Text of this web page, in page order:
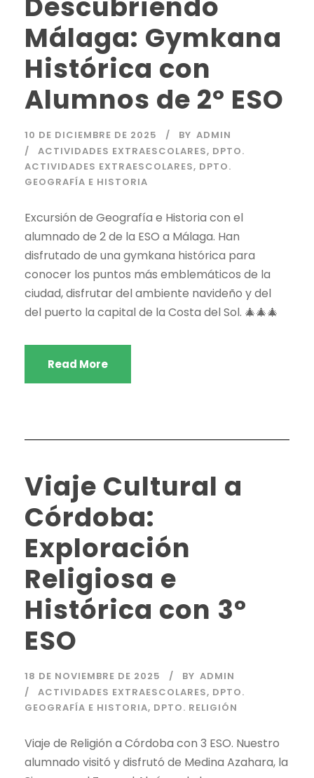
Málaga: Gymkana
Histórica con
Alumnos de 2º ESO
10 DE DICIEMBRE DE 2025 BY ADMIN
ACTIVIDADES EXTRAESCOLARES, DPTO.
ACTIVIDADES EXTRAESCOLARES, DPTO.
GEOGRAFÍA E HISTORIA
Excursión de Geografía e Historia con el
alumnado de 2 de la ESO a Málaga. Han
disfrutado de una gymkana histórica para
conocer los puntos más emblemáticos de la
ciudad, disfrutar del ambiente navideño y del
del puerto la capital de la Costa del Sol. 🎄🎄🎄
Read More
Viaje Cultural a
Córdoba:
Exploración
Religiosa e
Histórica con 3º
ESO
18 DE NOVIEMBRE DE 2025 BY ADMIN
ACTIVIDADES EXTRAESCOLARES, DPTO.
GEOGRAFÍA E HISTORIA, DPTO. RELIGIÓN
Viaje de Religión a Córdoba con 3 ESO. Nuestro
alumnado visitó y disfrutó de Medina Azahara, la